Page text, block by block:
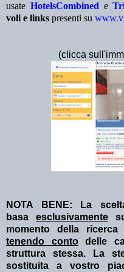
usate HotelsCombined e
voli e links presenti su
(clicca
NOTA BENE: La
basa esclusivamente
momento della
tenendo contodelle
struttura stessa. La
sostituita a vostro